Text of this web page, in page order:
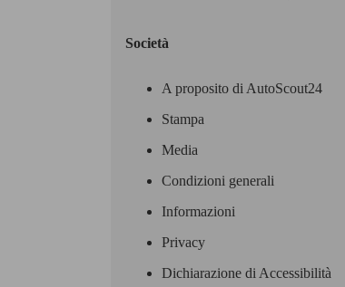
Società
A proposito di AutoScout24
Stampa
Media
Condizioni generali
Informazioni
Privacy
Dichiarazione di Accessibilità